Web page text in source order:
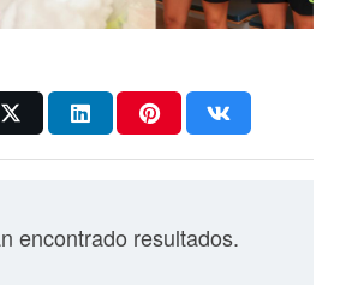
encontrado resultados.